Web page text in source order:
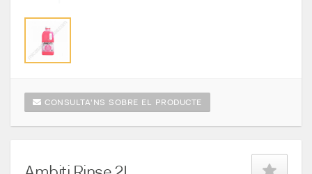
CONSULTA'NS SOBRE EL PRODUCTE